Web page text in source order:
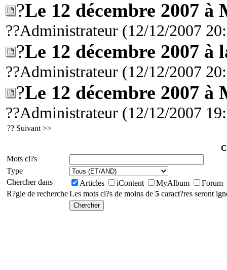
?Le 12 décembre 2007 à
??Administrateur (12/12/2007
?Le 12 décembre 2007 à
??Administrateur (12/12/2007
?Le 12 décembre 2007 à
??Administrateur (12/12/2007
?? Suivant >>
Mots cl?s
Type
Chercher dans
Articles iContent MyAlbum
Forum
R?gle de rechercheLes mots cl?s de moins de 5 caract?res seront